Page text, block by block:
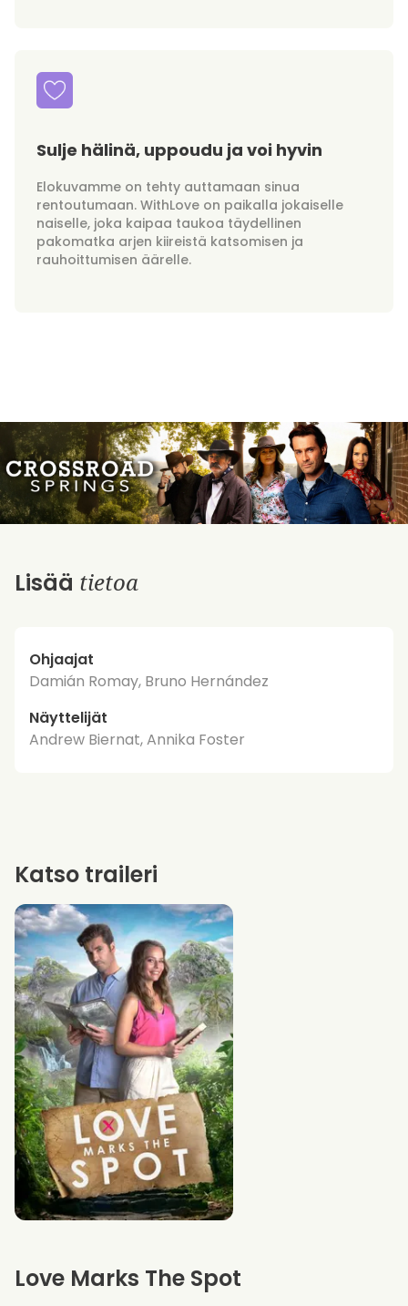
Sulje hälinä, uppoudu ja voi hyvin
Elokuvamme on tehty auttamaan sinua
rentoutumaan. WithLove on paikalla jokaiselle
naiselle, joka kaipaa taukoa täydellinen
pakomatka arjen kiireistä katsomisen ja
rauhoittumisen äärelle.
Lisää tietoa
Ohjaajat
Damián Romay, Bruno Hernández
Näyttelijät
Andrew Biernat, Annika Foster
Love Marks The Spot
Katso traileri